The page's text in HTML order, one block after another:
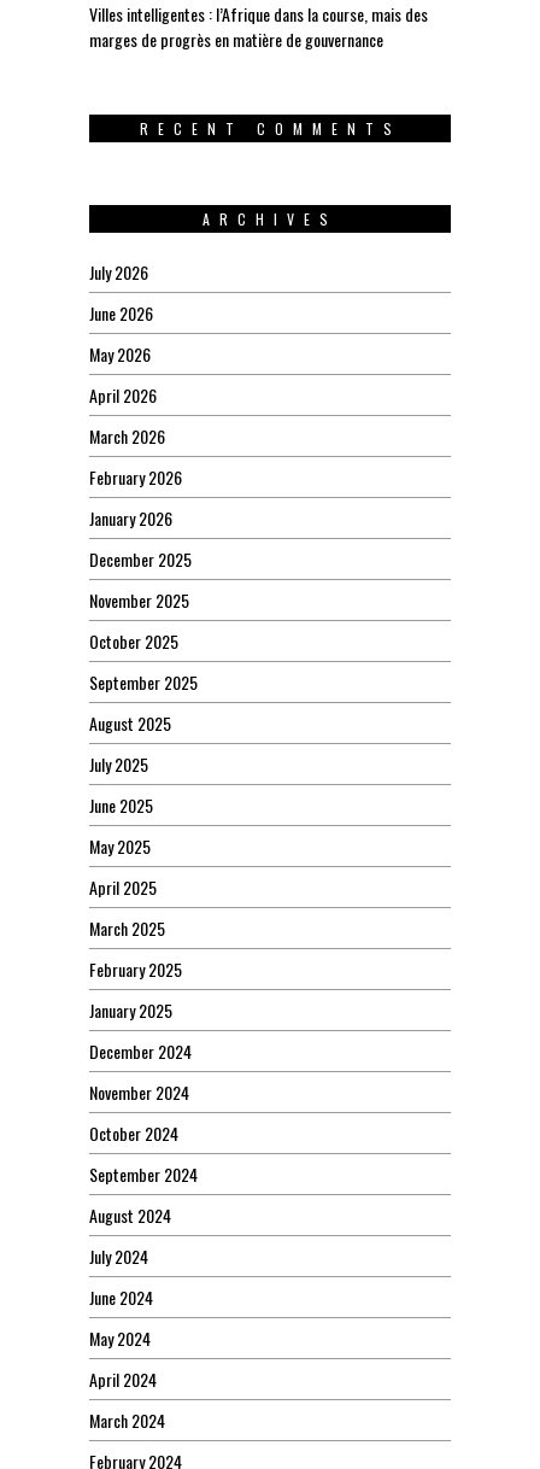
Villes intelligentes : l’Afrique dans la course, mais des
marges de progrès en matière de gouvernance
RECENT COMMENTS
ARCHIVES
July 2026
June 2026
May 2026
April 2026
March 2026
February 2026
January 2026
December 2025
November 2025
October 2025
September 2025
August 2025
July 2025
June 2025
May 2025
April 2025
March 2025
February 2025
January 2025
December 2024
November 2024
October 2024
September 2024
August 2024
July 2024
June 2024
May 2024
April 2024
March 2024
February 2024